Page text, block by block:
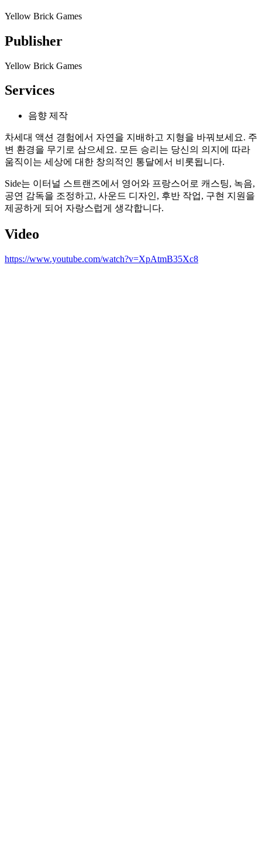
Yellow Brick Games
Publisher
Yellow Brick Games
Services
음향 제작
차세대 액션 경험에서 자연을 지배하고 지형을 바꿔보세요. 주
변 환경을 무기로 삼으세요. 모든 승리는 당신의 의지에 따라
움직이는 세상에 대한 창의적인 통달에서 비롯됩니다.
Side는 이터널 스트랜즈에서 영어와 프랑스어로 캐스팅, 녹음,
공연 감독을 조정하고, 사운드 디자인, 후반 작업, 구현 지원을
제공하게 되어 자랑스럽게 생각합니다.
Video
https://www.youtube.com/watch?v=XpAtmB35Xc8